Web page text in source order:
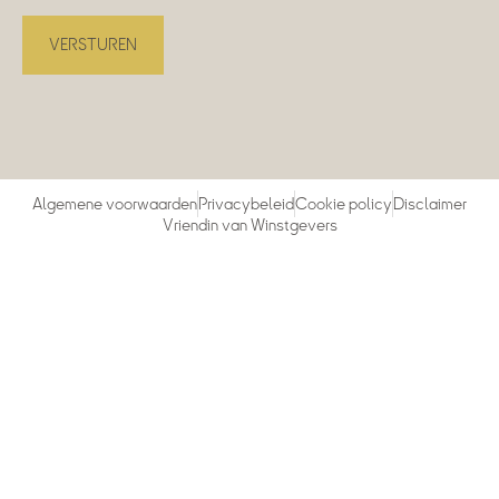
Algemene voorwaardenPrivacybeleidCookie policyDisclaimer
Vriendin van Winstgevers